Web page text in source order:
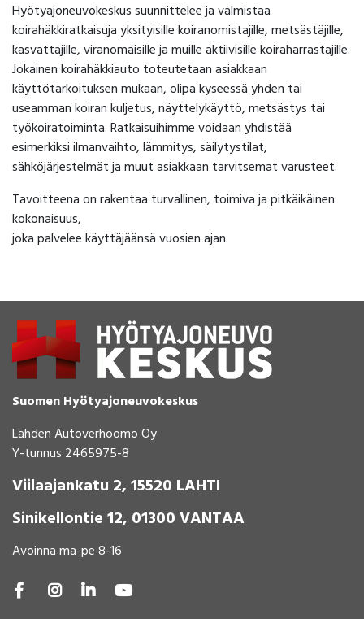
Hyötyajoneuvokeskus suunnittelee ja valmistaa
koirahäkkiratkaisuja yksityisille koiranomistajille, metsästäjille,
kasvattajille, viranomaisille ja muille aktiivisille koiraharrastajille.
Jokainen koirahäkkiauto toteutetaan asiakkaan
käyttötarkoituksen mukaan, olipa kyseessä yhden tai
useamman koiran kuljetus, näyttelykäyttö, metsästys tai
työkoiratoiminta. Ratkaisuihimme voidaan yhdistää
esimerkiksi ilmanvaihto, lämmitys, säilytystilat,
sähköjärjestelmät ja muut asiakkaan tarvitsemat varusteet.
Tavoitteena on rakentaa turvallinen, toimiva ja pitkäikäinen
kokonaisuus,
joka palvelee käyttäjäänsä vuosien ajan.
Suomen Hyötyajoneuvokeskus
Lahden Autoverhoomo Oy
Y-tunnus 2465975-8
Viilaajankatu 2, 15520 LAHTI
Sinikellontie 12, 01300 VANTAA
Avoinna ma-pe 8-16